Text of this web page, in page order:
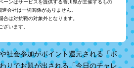
ーンはサービスを提供する香川県が主催するもの
会社は一切関係がありません。
は対抗戦の対象外となります。
います。
社会参加がポイント還元される「ボ
りでお題が出される「今日のチャレ